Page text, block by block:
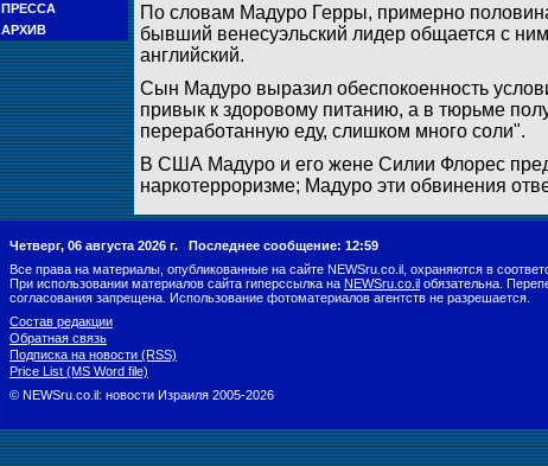
ПРЕССА
АРХИВ
По словам Мадуро Герры, примерно
бывший венесуэльский лидер общается с
английский.
Сын Мадуро выразил обеспокоенность
привык к здоровому питанию, а в тюрьме
переработанную еду, слишком много соли".
В США Мадуро и его жене Силии Флорес
наркотерроризме; Мадуро эти обвинения
Четверг, 06 августа 2026 г. Последнее сообщение: 12:59
Все права на материалы, опубликованные на сайте NEWSru.co.il, охраняются в
При использовании материалов сайта гиперссылка на NEWSru.co.il обязательна.
согласования запрещена. Использование фотоматериалов агентств не разрешается.
Состав редакции
Обратная связь
Подписка на новости (RSS)
Price List (MS Word file)
© NEWSru.co.il: новости Израиля 2005-2026